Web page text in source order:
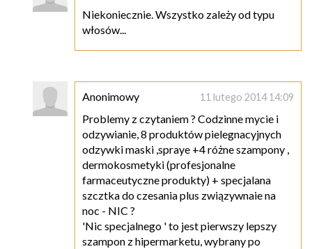
Niekoniecznie. Wszystko zależy od typu
włosów...
Anonimowy 11 lutego 2014 14:09
Problemy z czytaniem ? Codzinne mycie i
odzywianie, 8 produktów pielegnacyjnych
odzywki maski ,spraye +4 różne szampony ,
dermokosmetyki (profesjonalne
farmaceutyczne produkty) + specjalana
szcztka do czesania plus związywnaie na
noc - NIC ?
'Nic specjalnego ' to jest pierwszy lepszy
szampon z hipermarketu, wybrany po